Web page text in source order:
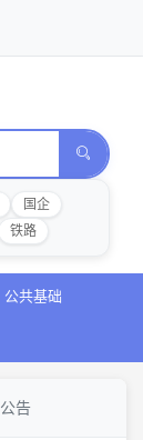
国企
铁路
公共基础
告